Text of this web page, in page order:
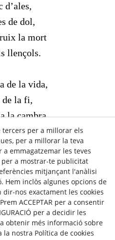
d’ales,
de dol,
la mort
llençols.
de la vida,
de la fi,
la cambra,
caduc l’alè.
dies", (2008)
per a millorar els
per a millorar la teva
emmagatzemar les teves
a mostrar-te publicitat
mitjançant l'anàlisi
Hem inclòs algunes opcions de
nos exactament les cookies
ACCEPTAR per a consentir
per a decidir les
obtenir més informació sobre
la nostra Política de cookies